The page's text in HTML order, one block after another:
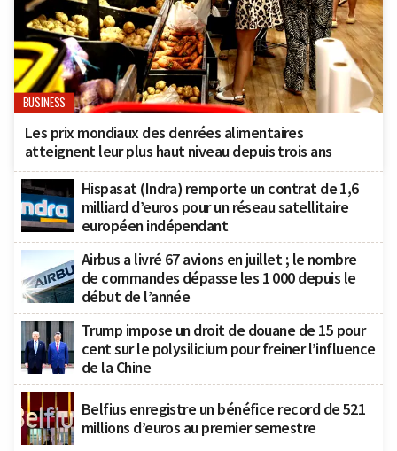
BUSINESS
Les prix mondiaux des denrées alimentaires
atteignent leur plus haut niveau depuis trois ans
Hispasat (Indra) remporte un contrat de 1,6
milliard d’euros pour un réseau satellitaire
européen indépendant
Airbus a livré 67 avions en juillet ; le nombre
de commandes dépasse les 1 000 depuis le
début de l’année
Trump impose un droit de douane de 15 pour
cent sur le polysilicium pour freiner l’influence
de la Chine
Belfius enregistre un bénéfice record de 521
millions d’euros au premier semestre